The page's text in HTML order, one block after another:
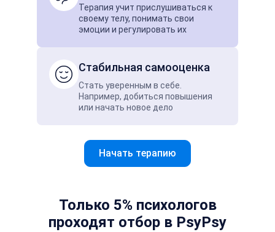
Терапия учит прислушиваться к
своему телу, понимать свои
эмоции и регулировать их
Стабильная самооценка
Стать уверенным в себе.
Например, добиться повышения
или начать новое дело
Начать терапию
Только 5% психологов
проходят отбор в PsyPsy